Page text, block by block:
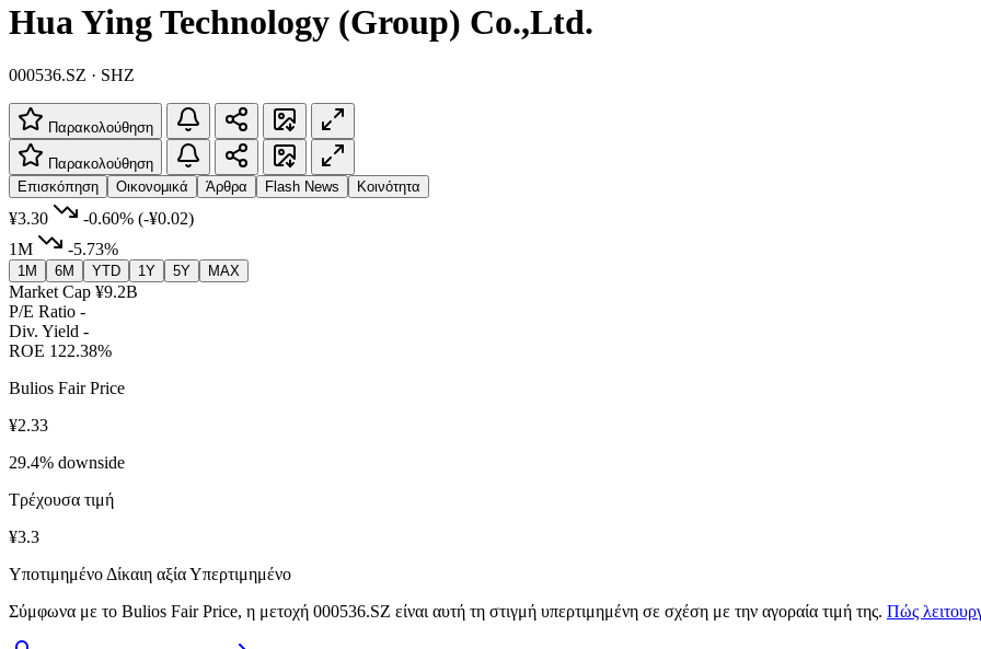
Hua Ying Technology (Group) Co.,Ltd.
000536.SZ · SHZ
Παρακολούθηση
Παρακολούθηση
Επισκόπηση
Οικονομικά Άρθρα Flash News Κοινότητα
¥3.30 -0.60% (-¥0.02)
1M
-5.73%
1M 6M YTD 1Y 5Y MAX
Market Cap ¥9.2B
P/E Ratio -
Div. Yield -
ROE 122.38%
Bulios Fair Price
¥2.33
29.4% downside
Τρέχουσα τιμή
¥3.3
Υποτιμημένο Δίκαιη αξίαΥπερτιμημένο
Σύμφωνα με το Bulios Fair Price, η μετοχή 000536.SZ είναι αυτή τη στιγμή υπερτιμημένη σε σχέση με την αγοραία τιμή της. Πώς